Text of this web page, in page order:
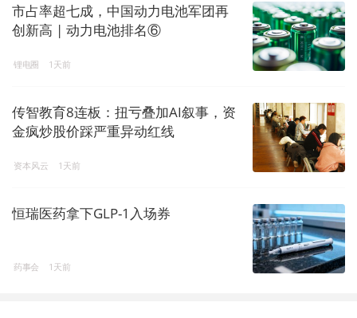
市占率超七成，中国动力电池军团再
创新高 | 动力电池排名⑥
锂电圈 1天前
传智教育8连板：扭亏叠加AI叙事，资
金疯炒股价踩严重异动红线
资本风云 1天前
恒瑞医药拿下GLP-1入场券
药事会 1天前